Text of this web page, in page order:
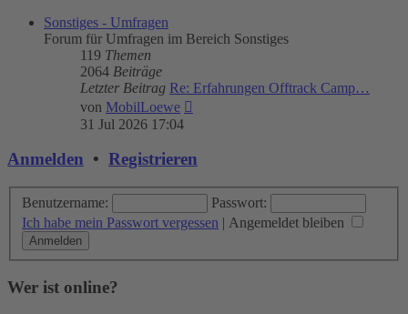
Sonstiges - Umfragen
Forum für Umfragen im Bereich Sonstiges
119 Themen
2064 Beiträge
Letzter Beitrag Re: Erfahrungen Offtrack Camp…
von MobilLoewe
31 Jul 2026 17:04
Anmelden • Registrieren
Benutzername:
Passwort:
Ich habe mein Passwort vergessen | Angemeldet bleiben
Wer ist online?